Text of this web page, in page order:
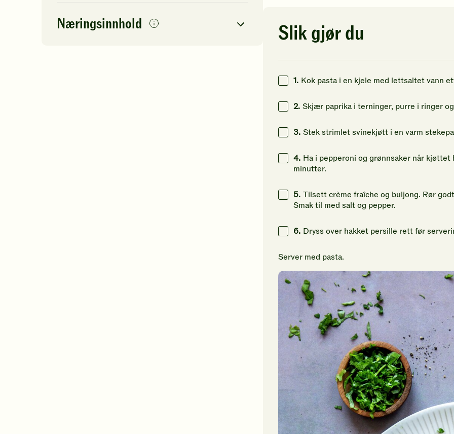
Næringsinnhold
stjerner.
Klikk
din
vurdering.
Klikk
din
vurdering.
Slik gjør du
1. Kok pasta i en kjele med lettsaltet vann
2. Skjær paprika i terninger, purre i ringer
3. Stek strimlet svinekjøtt i en varm
4. Ha i pepperoni og grønnsaker når
minutter.
5. Tilsett crème fraîche og buljong. Rør
Smak til med salt og pepper.
6. Dryss over hakket persille rett før
Server med pasta.